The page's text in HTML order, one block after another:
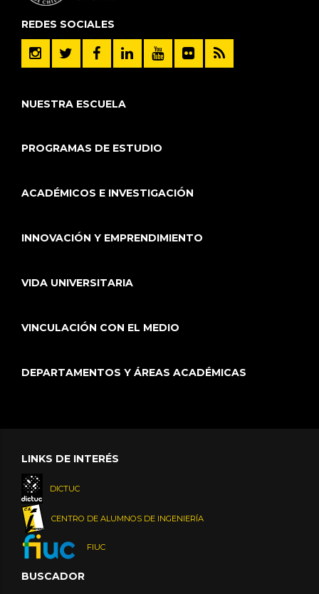
REDES SOCIALES
NUESTRA ESCUELA
PROGRAMAS DE ESTUDIO
ACADÉMICOS E INVESTIGACIÓN
INNOVACIÓN Y EMPRENDIMIENTO
VIDA UNIVERSITARIA
VINCULACIÓN CON EL MEDIO
DEPARTAMENTOS Y ÁREAS ACADÉMICAS
LINKS DE INTERÉS
DICTUC
CENTRO DE ALUMNOS DE INGENIERÍA
FIUC
BUSCADOR